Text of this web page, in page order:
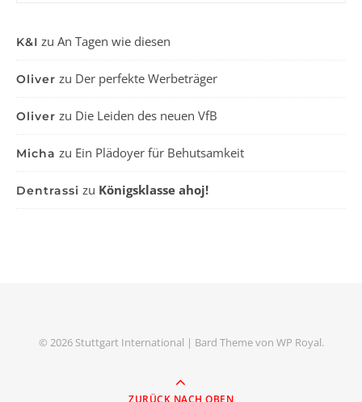
K&I zu An Tagen wie diesen
Oliver zu Der perfekte Werbeträger
Oliver zu Die Leiden des neuen VfB
Micha zu Ein Plädoyer für Behutsamkeit
Dentrassi zu Königsklasse ahoj!
© 2026 Stuttgart International | Bard Theme von WP Royal.
ZURÜCK NACH OBEN